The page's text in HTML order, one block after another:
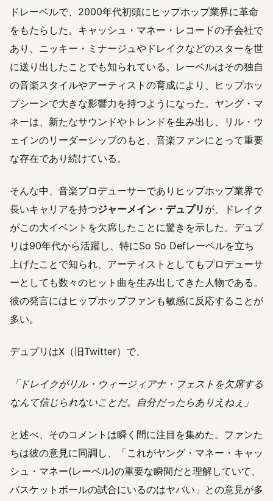
ドレーベルで、2000年代初頭にヒップホップ業界に革命
をもたらした。キャッシュ・マネー・レコードの子会社で
あり、ニッキー・ミナージュやドレイクなどのスターを世
に送り出したことでも知られている。レーベルはその独自
の音楽スタイルやアーティストの育成により、ヒップホッ
プシーンで大きな影響力を持つようになった。ヤング・マ
ネーは、新たなサウンドやトレンドを生み出し、リル・ウ
ェインのリーダーシップのもと、音楽ファンにとって重要
な存在であり続けている。
そんな中、音楽プロデューサーでありヒップホップ業界で
長いキャリアを持つジャーメイン・デュプリ が、ドレイク
がこの大イベントを欠席したことに驚きを示した。デュプ
リは90年代から活躍し、特にSo So Defレーベルを立ち
上げたことで知られ、アーティストとしてもプロデューサ
ーとしても数々のヒット曲を生み出してきた人物である。
彼の発言にはヒップホップファンも敏感に反応することが
多い。
デュプリはX（旧Twitter）で、
「ドレイクがリル・ウィージィアナ・フェストを欠席する
なんて信じられないことだ。自分だったらありえねぇ」
と述べ、そのコメントは瞬く間に注目を集めた。ファンた
ちは彼の意見に同調し、「これがヤング・マネー・キャッ
シュ・マネー(レーベル)の重要な瞬間だと理解していて、
バスケットボールの試合にいるのはヤバい」との意見が多